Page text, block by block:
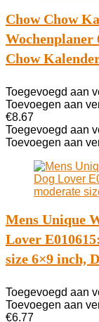
Chow Chow
Wochenplaner
Chow
Toegevoegd aan
Toevoegen aan
€8.67
Toegevoegd aan
Toevoegen aan
Mens Unique
Lover
size 6×9 inch,
Toegevoegd aan
Toevoegen aan
€6.77